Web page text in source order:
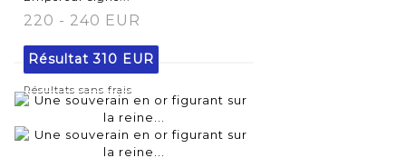
220 - 240 EUR
Résultat310 EUR
Résultats sans frais